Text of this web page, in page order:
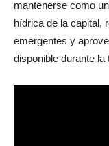
mantenerse como
hídrica de la capital,
emergentes y
disponible durante